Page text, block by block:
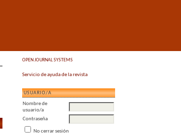
OPEN JOURNAL SYSTEMS
Servicio de ayuda de la revista
USUARIO/A
Nombre de
usuario/a
Contraseña
No cerrar sesión